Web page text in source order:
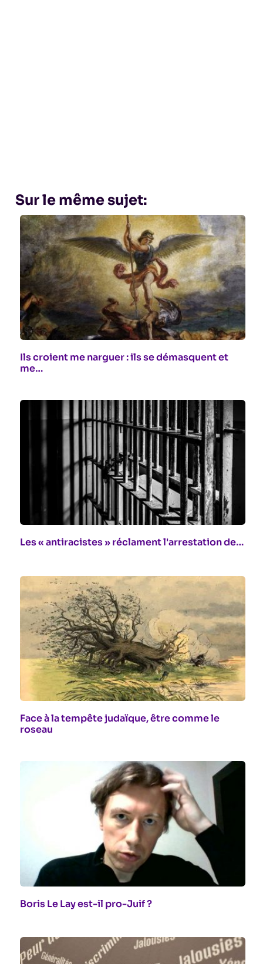
Sur le même sujet:
Ils croient me narguer : ils se démasquent et
me…
Les « antiracistes » réclament l'arrestation de…
Face à la tempête judaïque, être comme le
roseau
Boris Le Lay est-il pro-Juif ?